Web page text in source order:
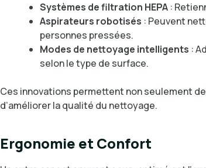
Systèmes de filtration HEPA :
Aspirateurs robotisés : Peuvent
personnes pressées.
Modes de nettoyage intelligents :
selon le type de surface.
Ces innovations permettent non seulement
d’améliorer la qualité du nettoyage.
Ergonomie et Confort